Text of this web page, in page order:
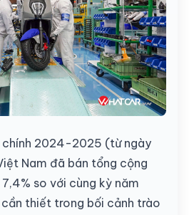
chính 2024-2025 (từ ngày
Nam đã bán tổng cộng
so với cùng kỳ năm
thiết trong bối cảnh trào